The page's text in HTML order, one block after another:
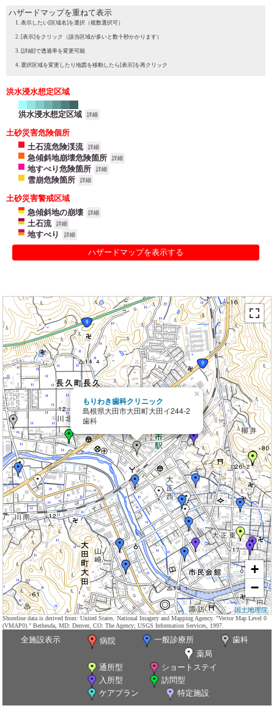
ハザードマップを重ねて表示
表示したい[区域名]を選択（複数選択可）
[表示]をクリック（該当区域が多いと数十秒かかります）
[詳細]で透過率を変更可能
選択区域を変更したり地図を移動したら[表示]を再クリック
洪水浸水想定区域
洪水浸水想定区域 詳細
土砂災害危険個所
土石流危険渓流
詳細
急傾斜地崩壊危険箇所 詳細
地すべり危険箇所 詳細
雪崩危険箇所 詳細
土砂災害警戒区域
急傾斜地の崩壊
詳細
土石流 詳細
地すべり 詳細
ハザードマップを表示する
もりわき歯科クリニック
島根県大田市大田町大田イ244-2
歯科
×
+
−
国土地理院
Shoreline data is derived from: United States. National Imagery and Mapping Agency. "Vector Map Level 0
(VMAP0)." Bethesda, MD: Denver, CO: The Agency; USGS Information Services, 1997.
全施設表示 病院 一般診療所
歯科
薬局
通所型
ショートステイ
入所型
訪問型
ケアプラン
特定施設